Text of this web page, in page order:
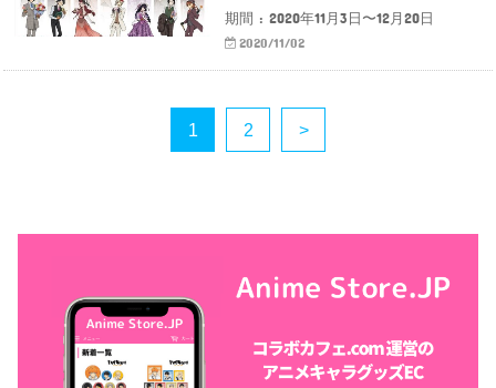
期間 : 2020年11月3日〜12月20日
2020/11/02
1 2 >